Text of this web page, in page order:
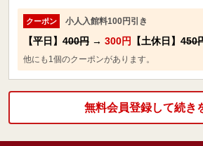
クーポン 小人入館料100円引き
【平日】 400円 → 300円 【土休日】 450
他にも1個のクーポンがあります。
無料会員登録して続き